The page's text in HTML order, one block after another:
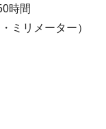
時間
ミリメーター）